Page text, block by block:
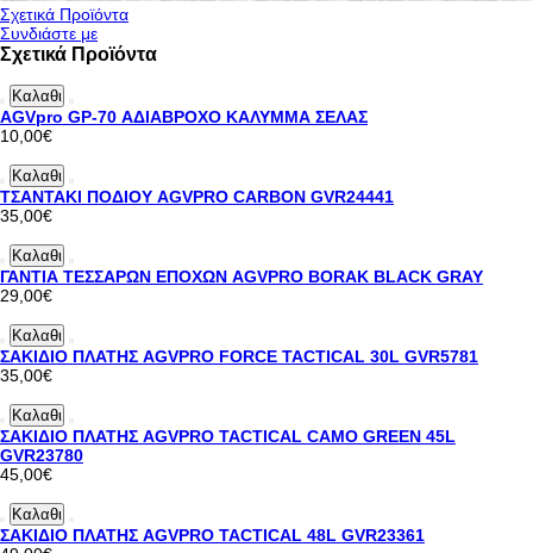
Σχετικά Προϊόντα
Συνδιάστε με
Σχετικά Προϊόντα
Καλαθι
AGVpro GP-70 ΑΔΙΑΒΡΟΧΟ ΚΑΛΥΜΜΑ ΣΕΛΑΣ
10,00€
Καλαθι
ΤΣΑΝΤΑΚΙ ΠΟΔΙΟΥ AGVPRO CARBON GVR24441
35,00€
Καλαθι
ΓΑΝΤΙΑ ΤΕΣΣΑΡΩΝ ΕΠΟΧΩΝ AGVPRO BORAK BLACK GRAY
29,00€
Καλαθι
ΣΑΚΙΔΙΟ ΠΛΑΤΗΣ AGVPRO FORCE TACTICAL 30L GVR5781
35,00€
Καλαθι
ΣΑΚΙΔΙΟ ΠΛΑΤΗΣ AGVPRO TACTICAL CAMO GREEN 45L
GVR23780
45,00€
Καλαθι
ΣΑΚΙΔΙΟ ΠΛΑΤΗΣ AGVPRO TACTICAL 48L GVR23361